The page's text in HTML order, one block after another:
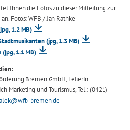
Ihnen die Fotos zu dieser Mitteilung zur
Fotos: WFB / Jan Rathke
1.2 MB)
(jpg, 1.3 MB)
(jpg, 1.1 MB)
Bremen GmbH, Leiterin
Marketing und Tourismus, Tel.: (0421)
bremen.de